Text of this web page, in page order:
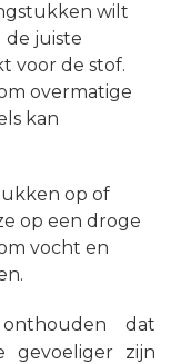
wilt
de juiste
voor de stof.
overmatige
kan
op of
op een droge
vocht en
dat
gevoeliger zijn